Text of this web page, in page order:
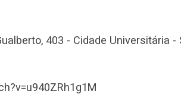
403 - Cidade Universitária -